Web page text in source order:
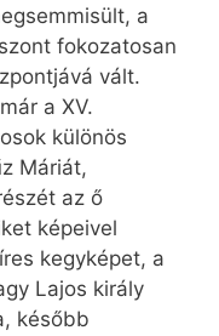
a
fokozatosan
vált.
a XV.
különös
Máriát,
az ő
képeivel
kegyképet, a
Lajos király
később